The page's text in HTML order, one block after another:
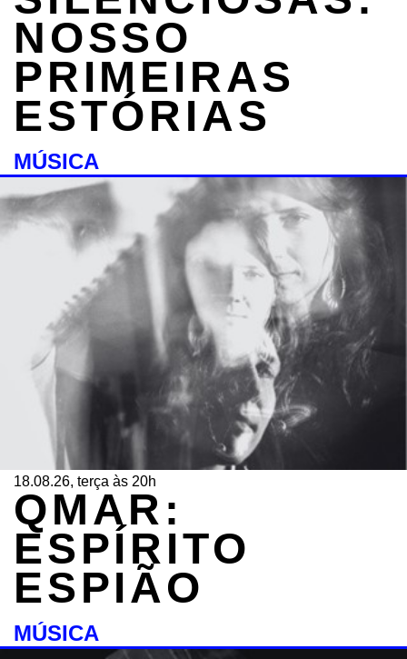
NOSSO
PRIMEIRAS
ESTÓRIAS
MÚSICA
18.08.26, terça às 20h
QMAR:
ESPÍRITO
ESPIÃO
MÚSICA